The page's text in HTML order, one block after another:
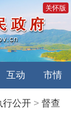
关怀版
互动 市情
行公开 >督查